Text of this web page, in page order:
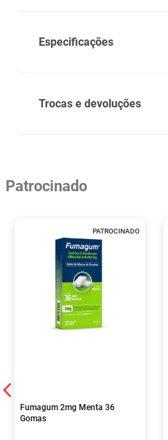
Especificações
Trocas e devoluções
Patrocinado
PATROCINADO
Fumagum 2mg Menta 36
Gomas